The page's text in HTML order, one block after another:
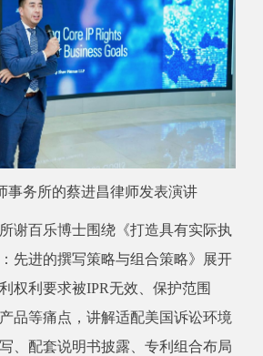
务所的蔡进昌律师发表演讲
百乐博士围绕《打造具有实际执
先进的撰写策略与组合策略》展开
权利要求被IPR无效、保护范围
品等痛点，讲解适配美国诉讼环境
、配套说明书披露、专利组合布局